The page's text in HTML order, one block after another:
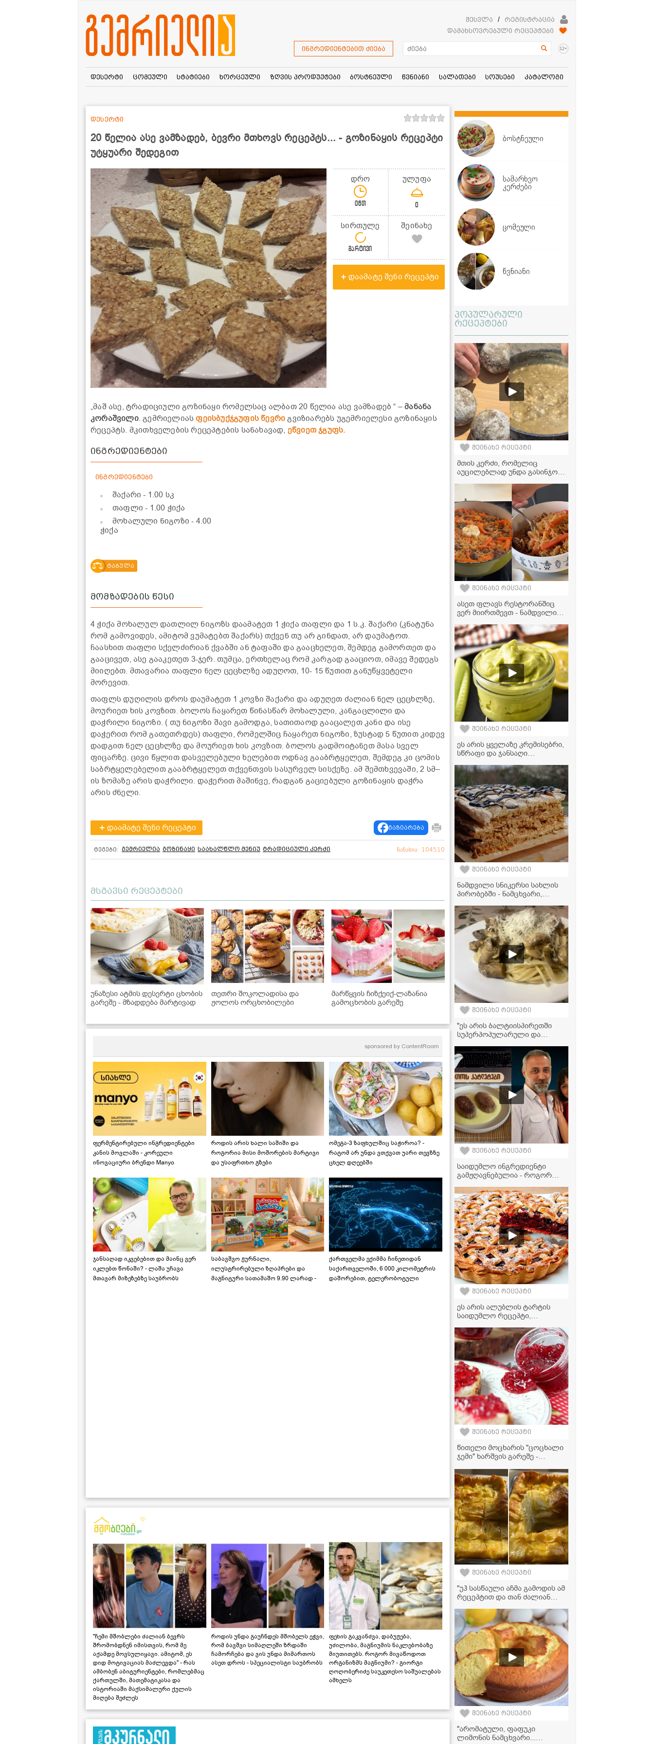
შესვლა /
რეგისტრაცია
დამახსოვრებული რეცეპტები
ინგრედიენტებით ძიება 12+
დესერტი ცომეული სტატიები ხორცეული ზღვის პროდუქტები ბოსტნეული წვნიანი სალათები სოუსები კატალოგი
20 წელია ასე ვამზადებ, ბევრი მთხოვს რეცეპტს... - გოზინაყის რეცეპტი
უტყუარი შედეგით
დესერტი
დრო
0წთ
ულუფა
0
სირთულე
მარტივი
შეინახე
დაამატე შენი რეცეპტი
„მაშ ასე, ტრადიციული გოზინაყი რომელსაც ალბათ 20 წელია ასე ვამზადებ “ –მანანა
კორაშვილი. გემრიელიასფეისბუქჯგუფის წევრიგვიზიარებს უგემრიელესი გოზინაყის
რეცეპტს. მკითხველების რეცეპტების სანახავად, ეწვიეთ ჯგუფს.
ინგრედიენტები
ინგრედიენტები
შაქარი- 1.00 სკ
თაფლი- 1.00 ჭიქა
მოხალული ნიგოზი- 4.00
ჭიქა
ტაბულა
მომზადების წესი
4 ჭიქა მოხალულ დათლილ ნიგოზს დაამატეთ 1 ჭიქა თაფლი და 1 ს.კ. შაქარი (კნატუნა
რომ გამოვიდეს, ამიტომ ვუმატებთ შაქარს) თქვენ თუ არ გინდათ, არ დაუმატოთ.
ჩაასხით თაფლი სქელძირიან ქვაბში ან ტაფაში და გააცხელეთ, შემდეგ გამორთეთ და
გააცივეთ, ასე გააკეთეთ 3-ჯერ. თუმცა, ერთხელაც რომ კარგად გააციოთ, იმავე შედეგს
მიიღებთ. მთავარია თაფლი ნელ ცეცხლზე ადუღოთ, 10- 15 წუთით განუწყვეტელი
მორევით.
თაფლს დუღილის დროს დაუმატეთ 1 კოვზი შაქარი და ადუღეთ ძალიან ნელ ცეცხლზე,
მოურიეთ ხის კოვზით. ბოლოს ჩაყარეთ წინასწარ მოხალული, კანგაცლილი და
დაჭრილი ნიგოზი. ( თუ ნიგოზი შავი გამოდგა, სათითაოდ გააცალეთ კანი და ისე
დაჭერით რომ გათეთრდეს) თაფლი, რომელშიც ჩაყარეთ ნიგოზი, ზუსტად 5 წუთით კიდევ
დადგით ნელ ცეცხლზე და მოურიეთ ხის კოვზით. ბოლოს გადმოიტანეთ მასა სველ
ფიცარზე. ცივი წყლით დასველებული ხელებით ოდნავ გააბრტყელეთ, შემდეგ კი ცომის
საბრტყელებელით გააბრტყელეთ თქვენთვის სასურველ სისქეზე. ამ შემთხვევაში, 2 სმ–
ის ზომაზე არის დაჭრილი. დაჭერით მაშინვე, რადგან გაციებული გოზინაყის დაჭრა
არის ძნელი.
დაამატე შენი რეცეპტი გაზიარება
ტეგები: გემრიელია გოზინაყი საახალწლო მენიუ ტრადიციული კერძი ნანახია: 104510
მსგავსი რეცეპტები
უნაზესი ატმის დესერტი ცხობის
გარეშე - მზადდება მარტივად
თეთრი შოკოლადისა და
ჟოლოს ორცხობილები
მარწყვის ჩიზქეიქ-ლაზანია
გამოცხობის გარეშე
sponsored by ContentRoom
ფერმენტირებული ინგრედიენტები
კანის მოვლაში - კორეული
ინოვაციური ბრენდი Manyo
როდის არის ხალი საშიში და
როგორია მისი მოშორების მარტივი
და უსაფრთხო გზები
ომეგა-3 ზაფხულშიც საჭიროა? -
რატომ არ უნდა ვთქვათ უარი თევზზე
ცხელ დღეებში
ჯანსაღად იკვებებით და მაინც ვერ
იკლებთ წონაში? - ლაშა უჩავა
მთავარ მიზეზებზე საუბრობს
საბავშვო ჟურნალი,
ილუსტრირებული ზღაპრები და
მაგნიტური სათამაშო 9.90 ლარად -
ქართველმა ექიმმა ჩინეთიდან
საქართველოში, 6 000 კილომეტრის
დაშორებით, ტელერობოტული
"ჩემი მშობლები ძალიან ბევრს
შრომობდნენ იმისთვის, რომ მე
აქამდე მოვსულიყავი. ამიტომ, ეს
დიდ მოტივაციას მაძლევდა" - რას
ამბობენ აბიტურიენტები, რომლებმაც
ქართულში, მათემატიკასა და
ისტორიაში მაქსიმალური ქულის
მიღება შეძლეს
როდის უნდა გაუჩნდეს მშობელს ეჭვი,
რომ ბავშვი სიმაღლეში ზრდაში
ჩამორჩება და ვის უნდა მიმართოს
ასეთ დროს - სპეციალისტი საუბრობს
ფეხის გაკვანძვა, დაბუჟება,
უძილობა, მაგნიუმის ნაკლებობაზე
მიუთითებს. როგორ მივაწოდოთ
ორგანიზმს მაგნიუმი? - გიორგი
ღოღობერიძე საუკეთესო საშუალებას
ამხელს
ბოსტნეული
სამარხვო
კერძები
ცომეული
წვნიანი
პოპულარული
რეცეპტები
შეინახე რეცეპტი
მთის კერძი, რომელიც
აუცილებლად უნდა გასინჯოთ
პანკისიდან
შეინახე რეცეპტი
ასეთ ფლავს რესტორანშიც
ვერ მიირთმევთ - ნამდვილი
შეინახე რეცეპტი
ეს არის ყველაზე კრემისებრი,
სწრაფი და ჯანსაღი
რეცეპტი, რომელის
მომზადებასაც სულ რაღაც 2
წუთში სჭირდება!
შეინახე რეცეპტი
ნამდვილი სნიკერსი სახლის
პირობებში - ნამცხვარი,
შეინახე რეცეპტი
"ეს არის ბალტიისპირეთში
სუპერპოპულარული და
რომელიც შეგიძლიათ
მიირთვათ ხორცთან,
პასტასთან და სხვა
პროდუქტებთან ერთად, მის
მოსამზადებლად კი
რამდენიმე წუთი
დაგჭირდებათ" -
ვიდეორეცეპტი
შეინახე რეცეპტი
საიდუმლო ინგრედიენტი
გამჟღავნებულია - როგორ
საყვარელ კატლეტებს?
შეინახე რეცეპტი
ეს არის ალუბლის ტარტის
საიდუმლო რეცეპტი,
წევრს პირველივე ლუკმაზე
შეაყვარებს თავს!
შეინახე რეცეპტი
წითელი მოცხარის "ცოცხალი
ჯემი" ხარშვის გარეშე -
შეინახე რეცეპტი
"უჰ სასწაული აჩმა გამოდის ამ
რეცეპტით და თან ძალიან
ლაზანიას ფირფიტებით
შეინახე რეცეპტი
"არომატული, ფაფუკი
ლიმონის ნამცხვარი...